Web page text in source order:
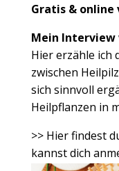
Gratis & online
Mein Interview
Hier erzähle ich
zwischen
sich sinnvoll
Heilpflanzen in
>> Hier findest
kannst dich